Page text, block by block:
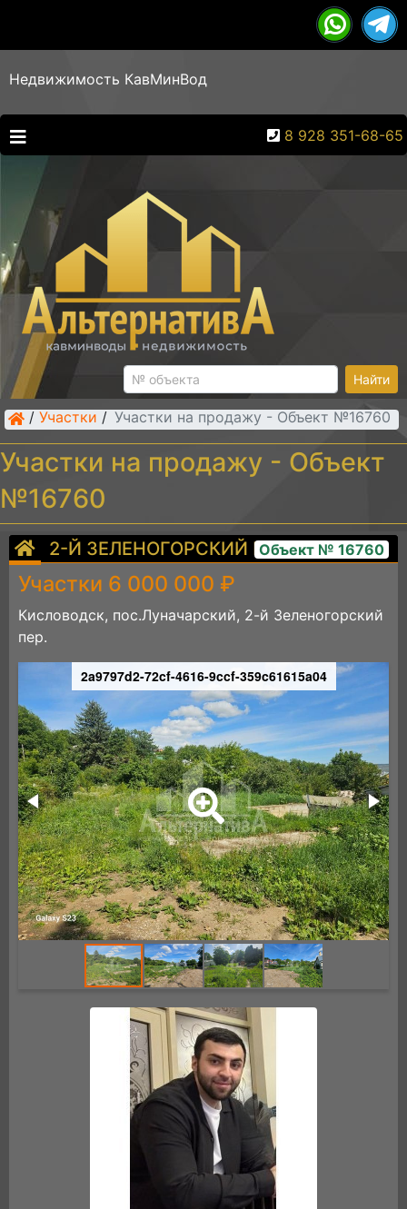
Недвижимость КавМинВод
8 928 351-68-65
Найти
/ Участки / Участки на продажу - Объект №16760
Участки на продажу - Объект
№16760
2-Й ЗЕЛЕНОГОРСКИЙ ПЕР.Объект № 16760
Участки 6 000 000 ₽
Кисловодск, пос.Луначарский, 2-й Зеленогорский
пер.
2a9797d2-72cf-4616-9ccf-359c61615a04